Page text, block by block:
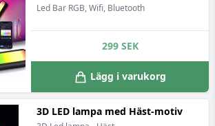
Led Bar RGB, Wifi, Bluetooth
299 SEK
Lägg i varukorg
3D LED lampa med Häst-motiv